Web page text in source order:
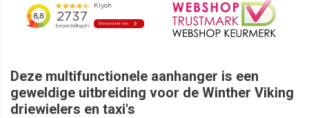
Deze multifunctionele aanhanger is een
geweldige uitbreiding voor de Winther Viking
driewielers en taxi's